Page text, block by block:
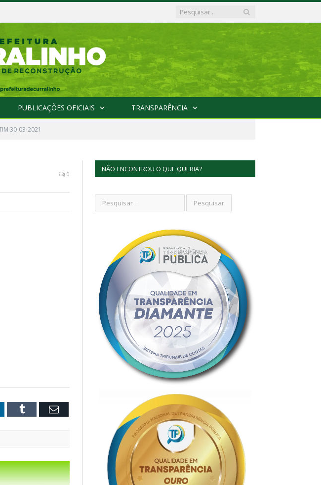
PUBLICAÇÕES OFICIAIS TRANSPARÊNCIA
30-03-2021
0
Tumblr Email
NÃO ENCONTROU O QUE QUERIA?